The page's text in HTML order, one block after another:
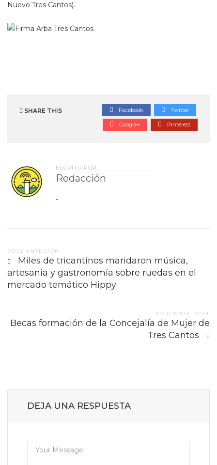
Nuevo Tres Cantos).
SHARE THIS Facebook Twitter
Google+ Pinterest
ESCRITO POR
Redacción
-
Post
navigation
POST ANTERIOR
Miles de tricantinos maridaron música,
artesanía y gastronomía sobre ruedas en el
mercado temático Hippy
SIGUIENTE POST
Becas formación de la Concejalía de Mujer de
Tres Cantos
DEJA UNA RESPUESTA